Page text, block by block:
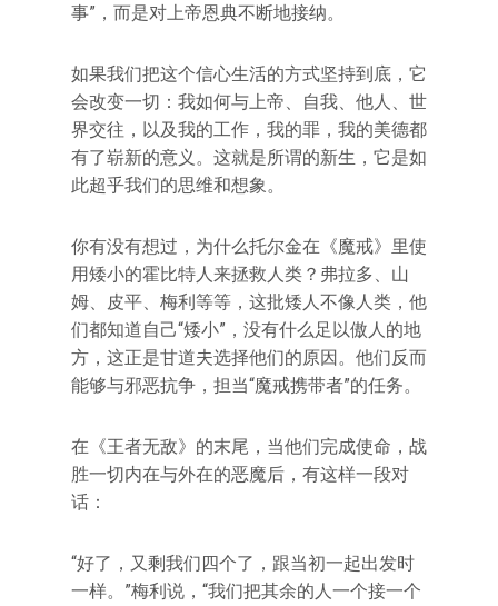
事”，而是对上帝恩典不断地接纳。
如果我们把这个信心生活的方式坚持到底，它
会改变一切：我如何与上帝、自我、他人、世
界交往，以及我的工作，我的罪，我的美德都
有了崭新的意义。这就是所谓的新生，它是如
此超乎我们的思维和想象。
你有没有想过，为什么托尔金在《魔戒》里使
用矮小的霍比特人来拯救人类？弗拉多、山
姆、皮平、梅利等等，这批矮人不像人类，他
们都知道自己“矮小”，没有什么足以傲人的地
方，这正是甘道夫选择他们的原因。他们反而
能够与邪恶抗争，担当“魔戒携带者”的任务。
在《王者无敌》的末尾，当他们完成使命，战
胜一切内在与外在的恶魔后，有这样一段对
话：
“好了，又剩我们四个了，跟当初一起出发时
一样。”梅利说，“我们把其余的人一个接一个